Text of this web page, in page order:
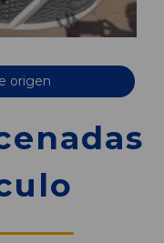
origen